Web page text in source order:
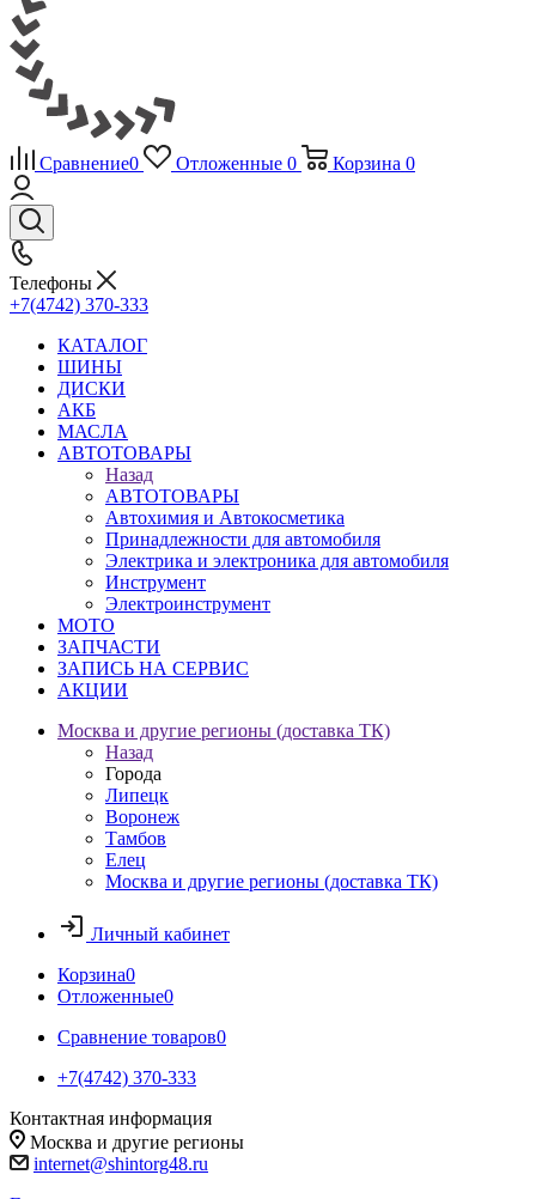
Сравнение0 Отложенные 0 Корзина 0
Телефоны
+7(4742) 370-333
КАТАЛОГ
ШИНЫ
ДИСКИ
АКБ
МАСЛА
АВТОТОВАРЫ
Назад
АВТОТОВАРЫ
Автохимия и Автокосметика
Принадлежности для автомобиля
Электрика и электроника для автомобиля
Инструмент
Электроинструмент
МОТО
ЗАПЧАСТИ
ЗАПИСЬ НА СЕРВИС
АКЦИИ
Москва и другие регионы (доставка ТК)
Назад
Города
Липецк
Воронеж
Тамбов
Елец
Москва и другие регионы (доставка ТК)
Личный кабинет
Корзина0
Отложенные0
Сравнение товаров0
+7(4742) 370-333
Контактная информация
Москва и другие регионы
internet@shintorg48.ru